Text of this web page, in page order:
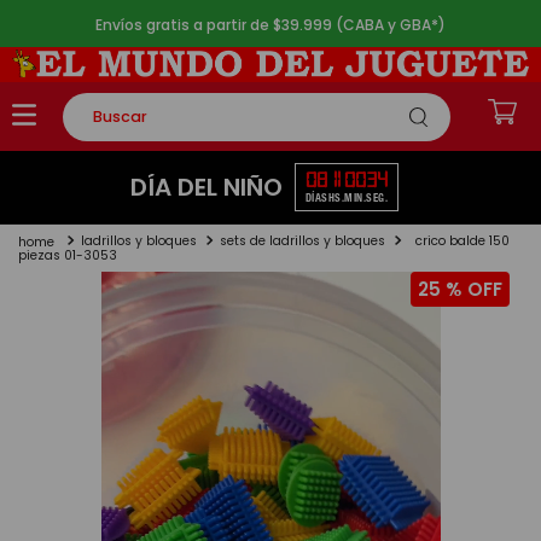
Envíos gratis a partir de $39.999 (CABA y GBA*)
Buscar
TÉRMINOS MÁS BUSCADOS
2.
lego
peluche
monopatin
toy story
DÍA DEL NIÑO 08
DÍAS
11
HS.
00
MIN.
33
SEG.
ladrillos y bloques sets de ladrillos y bloques crico balde 150
piezas 01-3053
25 %